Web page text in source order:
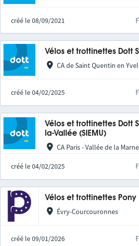
créé le 08/09/2021
Vélos et trottinettes Dott
CA de Saint Quentin en
créé le 04/02/2025
Vélos et trottinettes Dott
la-Vallée (SIEMU)
CA Paris - Vallée de la Marne
créé le 04/02/2025
Vélos et trottinettes Pony
Évry-Courcouronnes
créé le 09/01/2026